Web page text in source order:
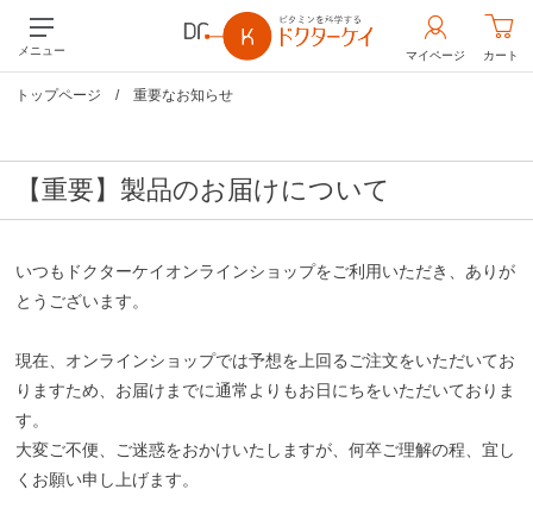
メニュー マイページ カート
トップページ /重要なお知らせ
【重要】製品のお届けについて
いつもドクターケイオンラインショップをご利用いただき、ありが
とうございます。
現在、オンラインショップでは予想を上回るご注文をいただいてお
りますため、お届けまでに通常よりもお日にちをいただいておりま
す。
大変ご不便、ご迷惑をおかけいたしますが、何卒ご理解の程、宜し
くお願い申し上げます。